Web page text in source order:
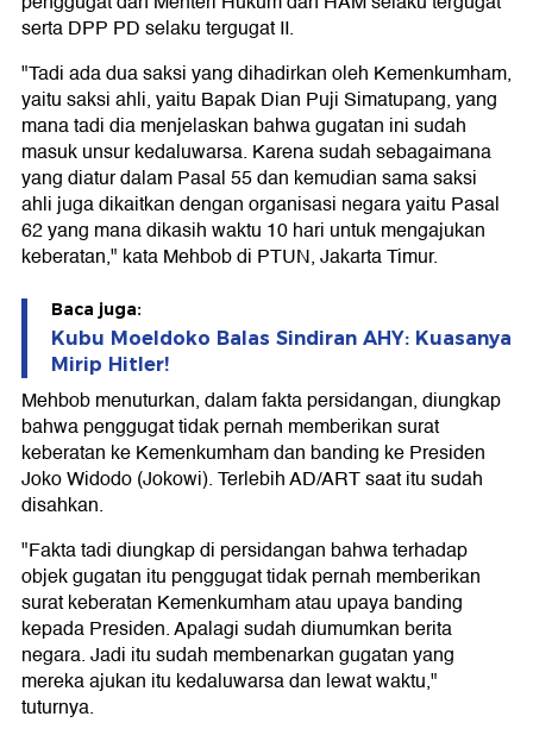
serta DPP PD selaku tergugat II.
"Tadi ada dua saksi yang dihadirkan oleh Kemenkumham,
yaitu saksi ahli, yaitu Bapak Dian Puji Simatupang, yang
mana tadi dia menjelaskan bahwa gugatan ini sudah
masuk unsur kedaluwarsa. Karena sudah sebagaimana
yang diatur dalam Pasal 55 dan kemudian sama saksi
ahli juga dikaitkan dengan organisasi negara yaitu Pasal
62 yang mana dikasih waktu 10 hari untuk mengajukan
keberatan," kata Mehbob di PTUN, Jakarta Timur.
Baca juga:
Kubu Moeldoko Balas Sindiran AHY: Kuasanya
Mirip Hitler!
Mehbob menuturkan, dalam fakta persidangan, diungkap
bahwa penggugat tidak pernah memberikan surat
keberatan ke Kemenkumham dan banding ke Presiden
Joko Widodo (Jokowi). Terlebih AD/ART saat itu sudah
disahkan.
"Fakta tadi diungkap di persidangan bahwa terhadap
objek gugatan itu penggugat tidak pernah memberikan
surat keberatan Kemenkumham atau upaya banding
kepada Presiden. Apalagi sudah diumumkan berita
negara. Jadi itu sudah membenarkan gugatan yang
mereka ajukan itu kedaluwarsa dan lewat waktu,"
tuturnya.